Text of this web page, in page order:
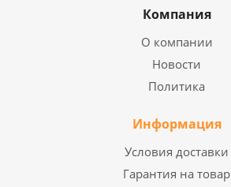
Компания
О компании
Новости
Политика
Информация
Условия доставки
Гарантия на товар